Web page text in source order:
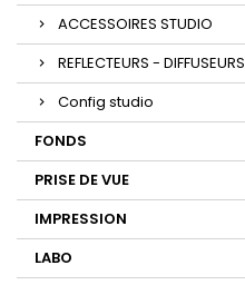
ACCESSOIRES STUDIO
REFLECTEURS - DIFFUSEURS
Config studio
FONDS
PRISE DE VUE
IMPRESSION
LABO